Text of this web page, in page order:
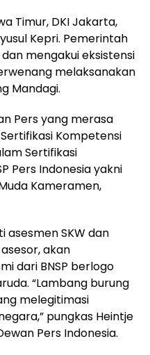
Timur, DKI Jakarta,
Kepri. Pemerintah
mengakui eksistensi
melaksanakan
Mandagi.
Pers yang merasa
Kompetensi
Sertifikasi
Pers Indonesia yakni
Kameramen,
asesmen SKW dan
akan
dari BNSP berlogo
“Lambang burung
melegitimasi
pungkas Heintje
Pers Indonesia.